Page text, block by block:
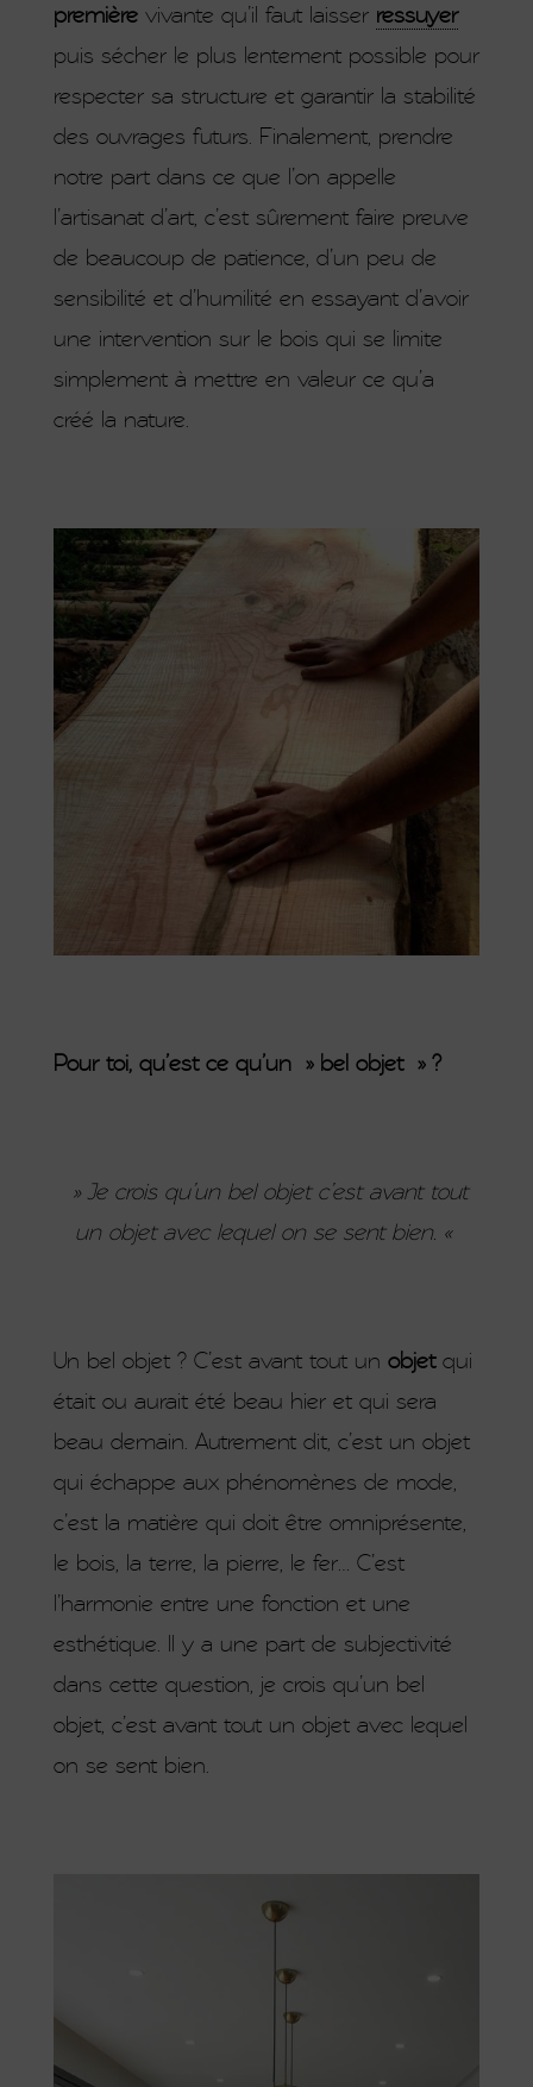
premièrevivante qu’il faut laisser ressuyer
puis sécher le plus lentement possible pour
respecter sa structure et garantir la stabilité
des ouvrages futurs. Finalement, prendre
notre part dans ce que l’on appelle
l’artisanat d’art, c’est sûrement faire preuve
de beaucoup de patience, d’un peu de
sensibilité et d’humilité en essayant d’avoir
une intervention sur le bois qui se limite
simplement à mettre en valeur ce qu’a
créé la nature.
Pour toi, qu’est ce qu’un » bel objet » ?
» Je crois qu’un bel objet c’est avant tout
un objet avec lequel on se sent bien. «
Un bel objet ? C’est avant tout un objetqui
était ou aurait été beau hier et qui sera
beau demain. Autrement dit, c’est un objet
qui échappe aux phénomènes de mode,
c’est la matière qui doit être omniprésente,
le bois, la terre, la pierre, le fer… C’est
l’harmonie entre une fonction et une
esthétique. Il y a une part de subjectivité
dans cette question, je crois qu’un bel
objet, c’est avant tout un objet avec lequel
on se sent bien.